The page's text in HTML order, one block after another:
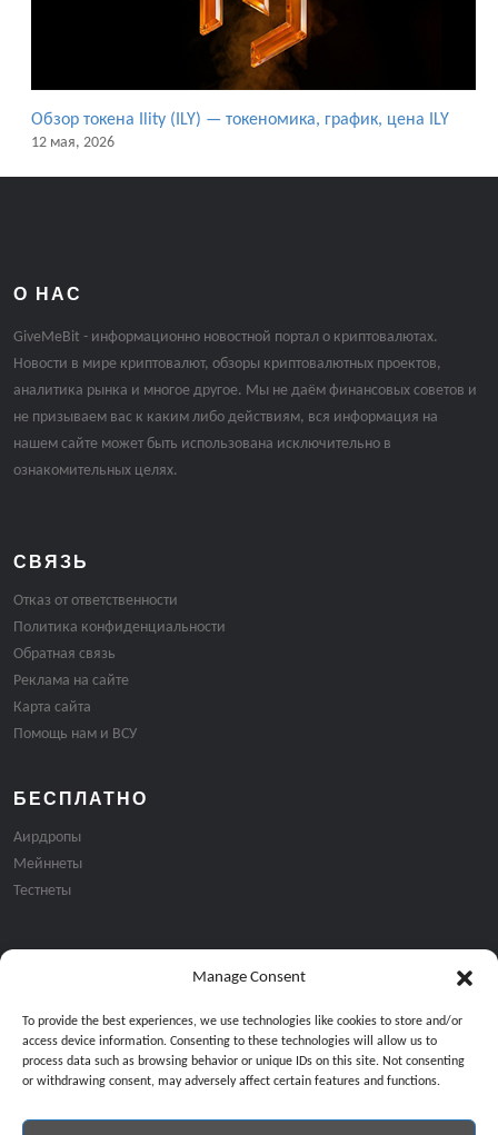
Manage Consent
To provide the best experiences, we use technologies like cookies to store and/or
access device information. Consenting to these technologies will allow us to
process data such as browsing behavior or unique IDs on this site. Not consenting
or withdrawing consent, may adversely affect certain features and functions.
Обзор токена Ility (ILY) — токеномика, график, цена ILY
12 мая, 2026
О НАС
GiveMeBit - информационно новостной портал о криптовалютах.
Новости в мире криптовалют, обзоры криптовалютных проектов,
аналитика рынка и многое другое. Мы не даём финансовых советов и
не призываем вас к каким либо действиям, вся информация на
нашем сайте может быть использована исключительно в
ознакомительных целях.
СВЯЗЬ
Отказ от ответственности
Политика конфиденциальности
Обратная связь
Реклама на сайте
Карта сайта
Помощь нам и ВСУ
БЕСПЛАТНО
Аирдропы
Мейннеты
Тестнеты
Подписка на email рассылку: